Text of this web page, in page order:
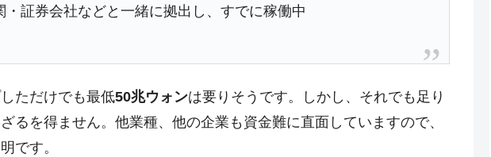
清原に次いで多く打っている意外な選手とは？
・証券会社などと一緒に拠出し、すでに稼働中
ただけでも最低50兆ウォンは要りそうです。しかし、それでも足り
るを得ません。他業種、他の企業も資金難に直面していますので、
です。